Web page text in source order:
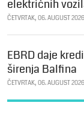
električnih
ČETVRTAK, 06. AUGUST
EBRD daje
širenja Balfina
ČETVRTAK, 06. AUGUST